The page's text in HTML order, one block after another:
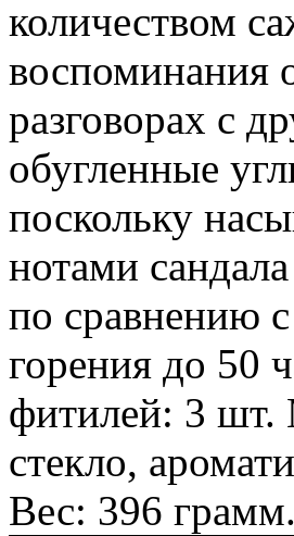
количеством
воспоминания
разговорах с
обугленные
поскольку
нотами
по сравнению
горения до 50
фитилей: 3 шт.
стекло,
Вес: 396